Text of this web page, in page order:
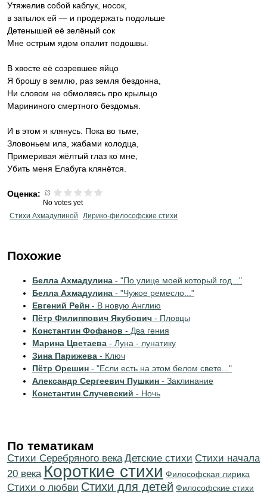
Утяжелив собой каблук, носок,
в затылок ей — и продержать подольше
Детенышей её зелёный сок
Мне острым ядом опалит подошвы.
В хвосте её созревшее яйцо
Я брошу в землю, раз земля бездонна,
Ни словом не обмолвясь про крыльцо
Марининого смертного бездомья.
И в этом я клянусь. Пока во тьме,
Зловоньем ила, жабами колодца,
Примеривая жёлтый глаз ко мне,
Убить меня Елабуга клянётся.
Оценка:
No votes yet
Стихи Ахмадулиной
Лирико-философские стихи
Похожие
Белла Ахмадулина - "По улице моей который год..."
Белла Ахмадулина - "Чужое ремесло..."
Евгений Рейн - В новую Англию
Пётр Филиппович Якубович - Пловцы
Константин Фофанов - Два гения
Марина Цветаева - Луна - лунатику
Зина Парижева - Ключ
Пётр Орешин - "Если есть на этом белом свете..."
Александр Сергеевич Пушкин - Заклинание
Константин Случевский - Ночь
По тематикам
Cтихи Серебряного века Детские стихи Cтихи начала
20 века Короткие стихи Философская лирика
Стихи о любви Стихи для детей Философские стихи